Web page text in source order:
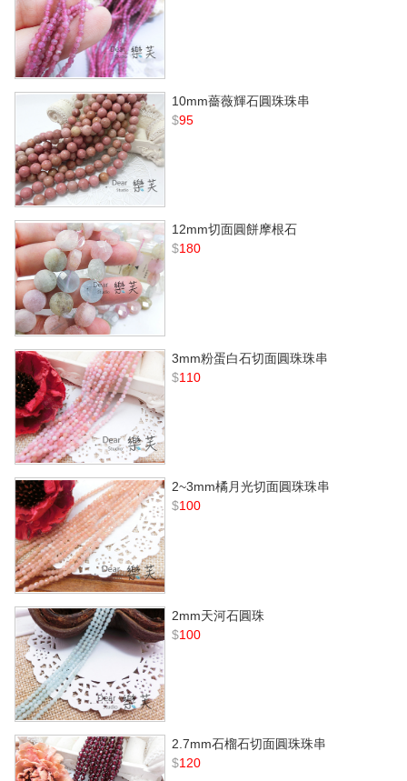
10mm薔薇輝石圓珠珠串
$95
12mm切面圓餅摩根石
$180
3mm粉蛋白石切面圓珠珠串
$110
2~3mm橘月光切面圓珠珠串
$100
2mm天河石圓珠
$100
2.7mm石榴石切面圓珠珠串
$120